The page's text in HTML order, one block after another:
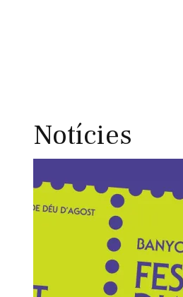
Notícies